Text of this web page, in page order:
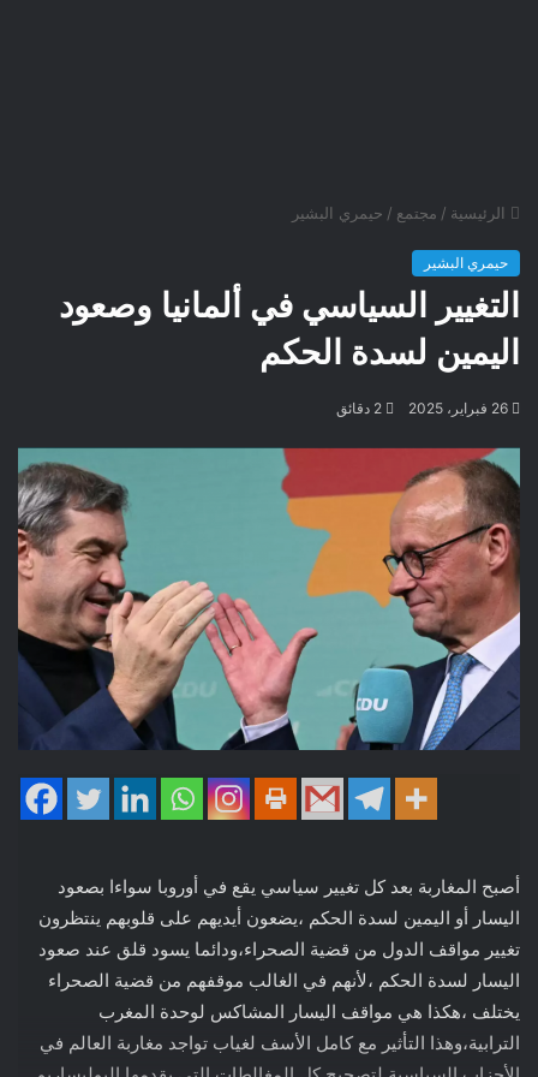
الرئيسية / مجتمع / حيمري البشير
حيمري البشير
التغيير السياسي في ألمانيا وصعود
اليمين لسدة الحكم
26 فبراير، 2025
أصبح المغاربة بعد كل تغيير سياسي يقع في أوروبا سواءا بصعود
اليسار أو اليمين لسدة الحكم ،يضعون أيديهم على قلوبهم ينتظرون
تغيير مواقف الدول من قضية الصحراء،ودائما يسود قلق عند صعود
اليسار لسدة الحكم ،لأنهم في الغالب موقفهم من قضية الصحراء
يختلف ،هكذا هي مواقف اليسار المشاكس لوحدة المغرب
الترابية،وهذا التأثير مع كامل الأسف لغياب تواجد مغاربة العالم في